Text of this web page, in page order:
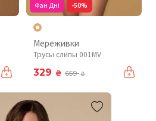
Фан Дні -50%
Мереживки
Трусы слипы 001MV
329 ₴ 659₴